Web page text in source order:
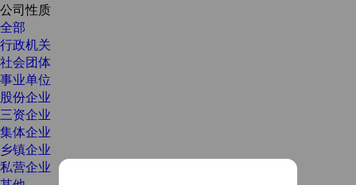
公司性质
全部
行政机关
社会团体
事业单位
股份企业
三资企业
集体企业
乡镇企业
私营企业